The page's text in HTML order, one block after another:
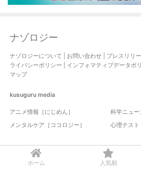
ホーム 人気順
ナゾロジー
ナゾロジーについて お問い合わせ プレスリリ
ライバシーポリシー
インフォマティブデータポ
マップ
kusuguru media
アニメ情報［にじめん］
科学ニュー
メンタルケア［ココロジー］
心理テスト
© 2017-2026 nazology. all rights reserved.